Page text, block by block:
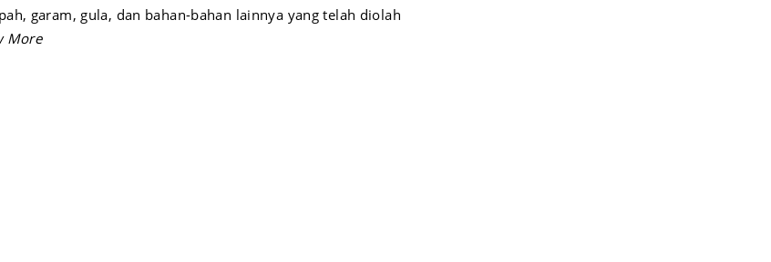
garam, gula, dan bahan-bahan lainnya yang telah diolah
khusus untuk memberikan rasa yang lezat dan seimbang.